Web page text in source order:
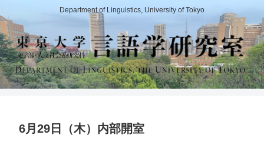
Department of Linguistics, University of Tokyo
6月29日（木）内部開室